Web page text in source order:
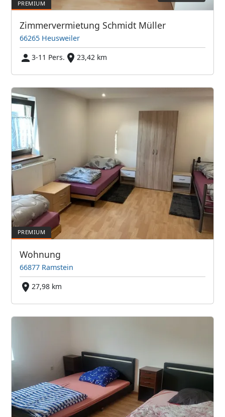
Zimmervermietung Schmidt Müller
66265 Heusweiler
3-11 Pers.
23,42 km
Wohnung
66877 Ramstein
27,98 km